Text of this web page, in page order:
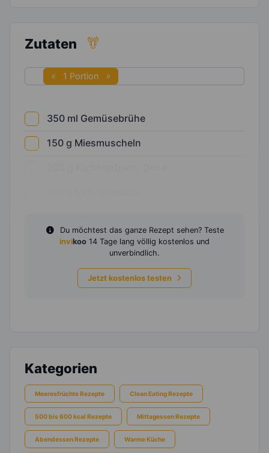
Zutaten
1 Portion
350 ml Gemüsebrühe
150 g Miesmuscheln
Du möchtest das ganze Rezept sehen? Teste
invikoo 14 Tage lang völlig kostenlos und
unverbindlich.
Jetzt kostenlos testen
Kategorien
Meeresfrüchte Rezepte Clean Eating Rezepte
500 bis 600 kcal Rezepte Mittagessen Rezepte
Abendessen Rezepte Warme Küche